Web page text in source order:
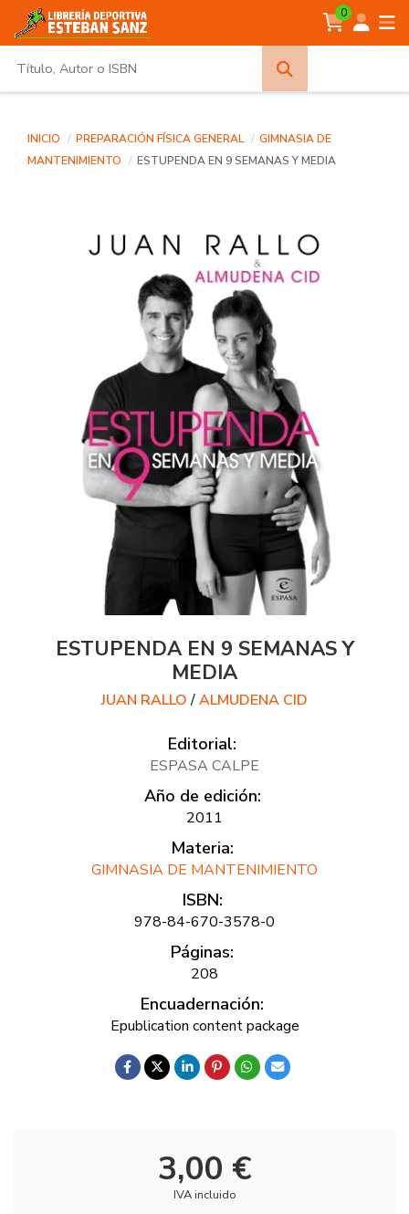
0
INICIO PREPARACIÓN FÍSICA GENERAL
GIMNASIA DE
MANTENIMIENTO
ESTUPENDA EN 9 SEMANAS Y MEDIA
ESTUPENDA EN 9 SEMANAS Y
MEDIA
JUAN RALLO/ALMUDENA CID
Editorial:
ESPASA CALPE
Año de edición:
2011
Materia:
GIMNASIA DE MANTENIMIENTO
ISBN:
978-84-670-3578-0
Páginas:
208
Encuadernación:
Epublication content package
3,00 €
IVA incluido